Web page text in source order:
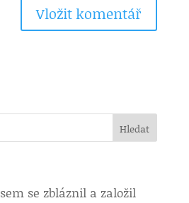
se zbláznil a založil